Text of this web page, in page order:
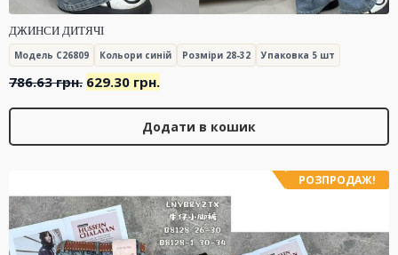
ДЖИНСИ ДИТЯЧІ
Модель C26809 Кольори синій Розміри 28-32 Упаковка 5 шт
786.63грн. Оригінальна
786.63 грн..
629.30 грн.Поточна
629.30 грн..
Додати в кошик
РОЗПРОДАЖ!